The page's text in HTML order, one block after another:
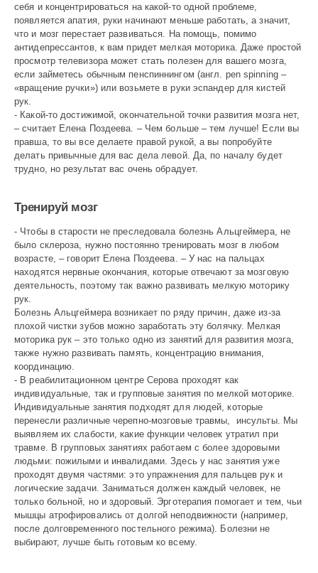
себя и концентрироваться на какой-то одной проблеме,
появляется апатия, руки начинают меньше работать, а значит,
что и мозг перестает развиваться. На помощь, помимо
антидепрессантов, к вам придет мелкая моторика. Даже простой
просмотр телевизора может стать полезен для вашего мозга,
если займетесь обычным пенспиннингом (англ. pen spinning –
«вращение ручки») или возьмете в руки эспандер для кистей
рук.
- Какой-то достижимой, окончательной точки развития мозга нет,
– считает Елена Поздеева. – Чем больше – тем лучше! Если вы
правша, то вы все делаете правой рукой, а вы попробуйте
делать привычные для вас дела левой. Да, по началу будет
трудно, но результат вас очень обрадует.
Тренируй мозг
- Чтобы в старости не преследовала болезнь Альцгеймера, не
было склероза, нужно постоянно тренировать мозг в любом
возрасте, – говорит Елена Поздеева. – У нас на пальцах
находятся нервные окончания, которые отвечают за мозговую
деятельность, поэтому так важно развивать мелкую моторику
рук.
Болезнь Альцгеймера возникает по ряду причин, даже из-за
плохой чистки зубов можно заработать эту болячку. Мелкая
моторика рук – это только одно из занятий для развития мозга,
также нужно развивать память, концентрацию внимания,
координацию.
- В реабилитационном центре Серова проходят как
индивидуальные, так и групповые занятия по мелкой моторике.
Индивидуальные занятия подходят для людей, которые
перенесли различные черепно-мозговые травмы, инсульты. Мы
выявляем их слабости, какие функции человек утратил при
травме. В групповых занятиях работаем с более здоровыми
людьми: пожилыми и инвалидами. Здесь у нас занятия уже
проходят двумя частями: это упражнения для пальцев рук и
логические задачи. Заниматься должен каждый человек, не
только больной, но и здоровый. Эрготерапия помогает и тем, чьи
мышцы атрофировались от долгой неподвижности (например,
после долговременного постельного режима). Болезни не
выбирают, лучше быть готовым ко всему.